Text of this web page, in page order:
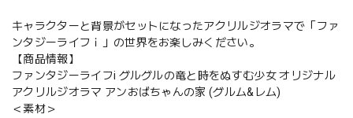
キャラクターと背景がセットになったアクリルジオラマで「ファ
ンタジーライフｉ」の世界をお楽しみください。
【商品情報】
ファンタジーライフi グルグルの竜と時をぬすむ少女 オリジナル
アクリルジオラマ アンおばちゃんの家 (グルム&レム)
＜素材＞